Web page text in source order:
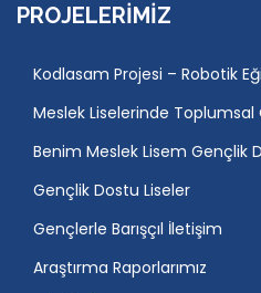
PROJELERIMIZ
Kodlasam Projesi – Robotik
Meslek Liselerinde Toplumsal
Benim Meslek Lisem Gençlik
Gençlik Dostu Liseler
Gençlerle Barışçıl İletişim
Araştırma Raporlarımız